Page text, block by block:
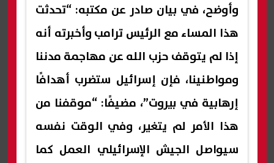
وأوضح، في بيان صادر عن مكتبه: “تحدثت
هذا المساء مع الرئيس ترامب وأخبرته أنه
إذا لم يتوقف حزب الله عن مهاجمة مدننا
ومواطنينا، فإن إسرائيل ستضرب أهدافًا
إرهابية في بيروت”، مضيفًا: “موقفنا من
هذا الأمر لم يتغير، وفي الوقت نفسه
سيواصل الجيش الإسرائيلي العمل كما